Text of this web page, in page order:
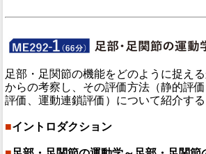
足部・足関節の機能をどのように捉え
からの考察し、その評価方法（静的評
評価、運動連鎖評価）について紹介する
■イントロダクション